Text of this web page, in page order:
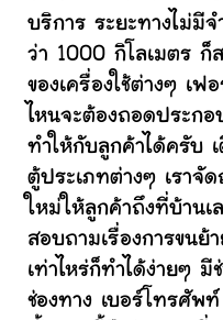
บริการ ระยะทางไม่มี
ว่า 1000 กิโลเมตร ก็
ของเครื่องใช้ต่างๆ เฟ
ไหนจะต้องถอดประก
ทำให้กับลูกค้าได้ครับ
ตู้ประเภทต่างๆ เราจั
ใหม่ให้ลูกค้าถึงที่บ้านเ
สอบถามเรื่องการขนย้
เท่าไหร่ก็ทำได้ง่ายๆ มี
ช่องทาง เบอร์โทรศั